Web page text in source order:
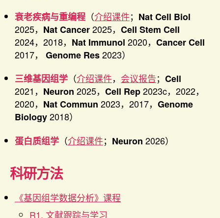
衰老疾病与重编程 （介绍课件； Nat Cell Biol
2025， Nat Cancer2025， Cell Stem Cell
2024，2018， Nat Immunol 2020， Cancer Cell
2017， Genome Res2023）
三维基因组学 （介绍课件， 会议报告； Cell
2021， Neuron 2025， Cell Rep2023c，2022，
2020， Nat Commun 2023，2017， Genome
Biology2018）
蛋白质组学 （介绍课件； Neuron 2026）
科研方法
《基因组学数据分析》课程
R1. 文献跟踪与学习